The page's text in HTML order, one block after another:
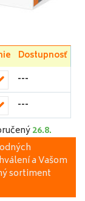
Dostupnosť
---
---
26.8.
a Vašom
sortiment